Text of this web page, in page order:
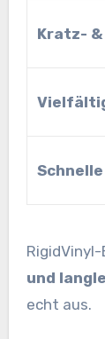
Kratz-
und
echt aus.